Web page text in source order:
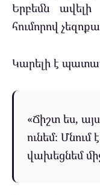
Երբեմն ավելի
հումորով
Կարելի է
«Ճիշտ ես,
ունեմ։ Մնում
վախեցնեմ